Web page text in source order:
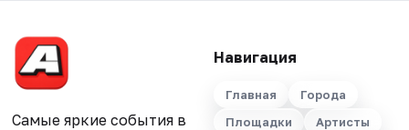
Самые яркие события в
Навигация
Главная
Города
Площадки
Артисты